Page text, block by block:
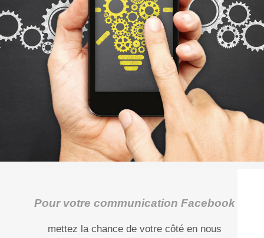
Pour votre communication Facebook
mettez la chance de votre côté en nous